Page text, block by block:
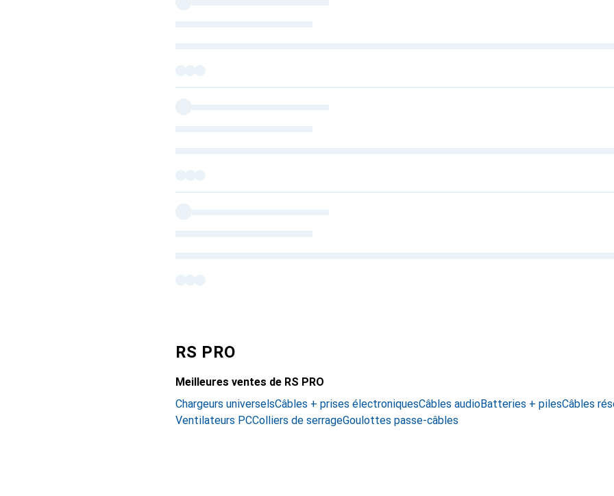
RS PRO
Meilleures ventes de RS PRO
Chargeurs universelsCâbles + prises électroniquesCâbles audioBatteries + pilesCâbles
Ventilateurs PCColliers de serrageGoulottes passe-câbles